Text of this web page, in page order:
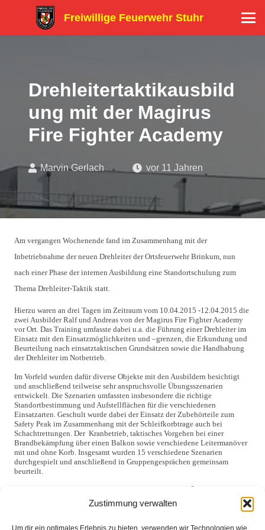
Zustimmung verwalten
Um dir ein optimales Erlebnis zu bieten, verwenden wir Technologien wie
Freiwillige Feuerwehr Stuhr
Drehleitertaktikausbild
ung mit der Magirus
Fire Fighter Academy
Marvin Gerlach vor 11 Jahren
Am vergangen Wochenende fand im Zusammenhang mit der
Inbetriebnahme der neuen Drehleiter der Ortsfeuerwehr Brinkum, nun
nach einer Phase der internen Ausbildung eine Standortschulung zum
Thema Drehleiter-Taktik statt.
Hierzu waren an drei Tagen im Zeitraum vom 10.04.2015 -12.04.2015 die
zwei Ausbilder Ralf und Andreas von der Magirus Fire Fighter Academy
vor Ort. Das Training umfasste dabei u.a. die Führung einer Drehleiter im
Einsatz mit den Einsatzmöglichkeiten und –grenzen, die Erkundung und
Beurteilung nach einsatztaktischen Grundsätzen sowie die Handhabung
der Drehleiter im Notbetrieb.
Im Vorfeld wurden dafür diverse Objekte mit den Ausbildern besichtigt
und anschließend teilweise sehr anspruchsvolle Übungsszenarien
entwickelt. Die Szenarien umfassten insbesondere die richtige
Standortbestimmung und Aufstellflächen für die verschiedenen
Einsatzarten. Geschult wurde dabei der Einsatz der Zubehörteile zum
Safety Peak im Zusammenhang mit der Schleifkorbtrage auch bei
Schachtrettungen. Der Kranbetrieb, taktisches Vorgehen bei einer
Brandbekämpfung über einen Balkon sowie verschiedene Leitermanöver
mit und ohne Korb. Insgesamt wurden 15 verschiedene Szenarien
durchgespielt und anschließend in Gruppengesprächen gemeinsam
beurteilt.
Zertifikate für dieses Seminar an die 14 Teilnehmer.
presse/2015/MagirusFirefighter{/gallery}